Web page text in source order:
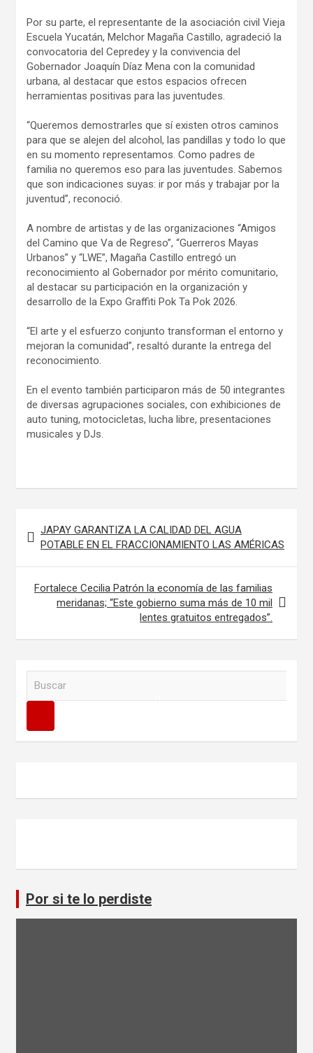
Por su parte, el representante de la asociación civil Vieja
Escuela Yucatán, Melchor Magaña Castillo, agradeció la
convocatoria del Cepredey y la convivencia del
Gobernador Joaquín Díaz Mena con la comunidad
urbana, al destacar que estos espacios ofrecen
herramientas positivas para las juventudes.
“Queremos demostrarles que sí existen otros caminos
para que se alejen del alcohol, las pandillas y todo lo que
en su momento representamos. Como padres de
familia no queremos eso para las juventudes. Sabemos
que son indicaciones suyas: ir por más y trabajar por la
juventud”, reconoció.
A nombre de artistas y de las organizaciones “Amigos
del Camino que Va de Regreso”, “Guerreros Mayas
Urbanos” y “LWE”, Magaña Castillo entregó un
reconocimiento al Gobernador por mérito comunitario,
al destacar su participación en la organización y
desarrollo de la Expo Graffiti Pok Ta Pok 2026.
“El arte y el esfuerzo conjunto transforman el entorno y
mejoran la comunidad”, resaltó durante la entrega del
reconocimiento.
En el evento también participaron más de 50 integrantes
de diversas agrupaciones sociales, con exhibiciones de
auto tuning, motocicletas, lucha libre, presentaciones
musicales y DJs.
de
entradas
JAPAY GARANTIZA LA CALIDAD DEL AGUA
POTABLE EN EL FRACCIONAMIENTO LAS AMÉRICAS
Fortalece Cecilia Patrón la economía de las familias
meridanas; “Este gobierno suma más de 10 mil
lentes gratuitos entregados”.
s
Por si te lo perdiste